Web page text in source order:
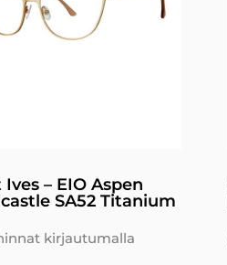
– EIO Aspen
SA52 Titanium
kirjautumalla